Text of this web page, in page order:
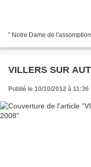
" Notre Dame de
VILLERS SUR
Publié le 10/10/2012 à 11:36